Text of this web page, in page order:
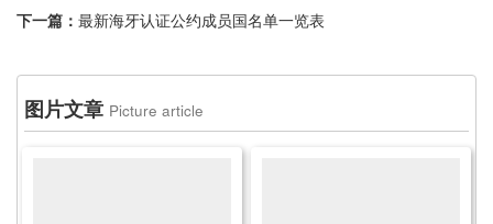
下一篇： 最新海牙认证公约成员国名单一览表
图片文章 Picture article